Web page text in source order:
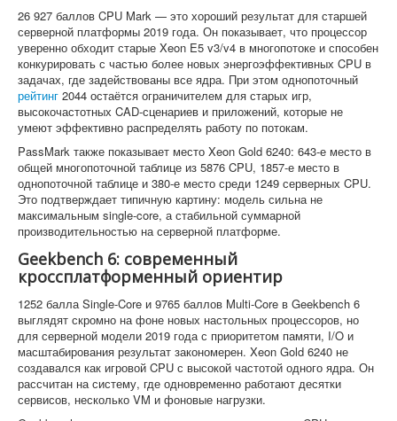
26 927 баллов CPU Mark — это хороший результат для старшей
серверной платформы 2019 года. Он показывает, что процессор
уверенно обходит старые Xeon E5 v3/v4 в многопотоке и способен
конкурировать с частью более новых энергоэффективных CPU в
задачах, где задействованы все ядра. При этом однопоточный
рейтинг 2044 остаётся ограничителем для старых игр,
высокочастотных CAD-сценариев и приложений, которые не
умеют эффективно распределять работу по потокам.
PassMark также показывает место Xeon Gold 6240: 643-е место в
общей многопоточной таблице из 5876 CPU, 1857-е место в
однопоточной таблице и 380-е место среди 1249 серверных CPU.
Это подтверждает типичную картину: модель сильна не
максимальным single-core, а стабильной суммарной
производительностью на серверной платформе.
Geekbench 6: современный
кроссплатформенный ориентир
1252 балла Single-Core и 9765 баллов Multi-Core в Geekbench 6
выглядят скромно на фоне новых настольных процессоров, но
для серверной модели 2019 года с приоритетом памяти, I/O и
масштабирования результат закономерен. Xeon Gold 6240 не
создавался как игровой CPU с высокой частотой одного ядра. Он
рассчитан на систему, где одновременно работают десятки
сервисов, несколько VM и фоновые нагрузки.